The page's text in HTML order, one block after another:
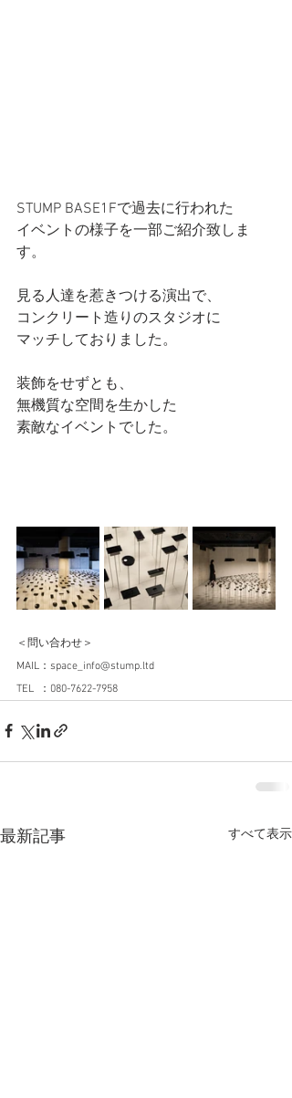
STUMP BASE1Fで過去に行われた
イベントの様子を一部ご紹介致しま
す。
見る人達を惹きつける演出で、
コンクリート造りのスタジオに
マッチしておりました。
装飾をせずとも、
無機質な空間を生かした
素敵なイベントでした。
＜問い合わせ＞
MAIL：space_info@stump.ltd
TEL  ：080-7622-7958
最新記事 すべて表示